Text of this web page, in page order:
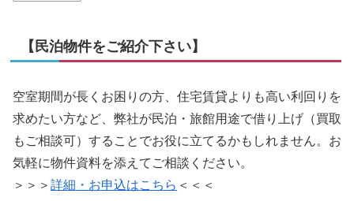
【民泊物件をご紹介下さい】
空室期間が長くお困りの方、住宅賃貸よりも高い利回りを
求めたい方など、弊社が民泊・旅館用途で借り上げ（買取
もご相談可）することでお役に立てるかもしれません。お
気軽に物件資料を添えてご相談ください。
＞＞＞ 詳細・お申込はこちら ＜＜＜